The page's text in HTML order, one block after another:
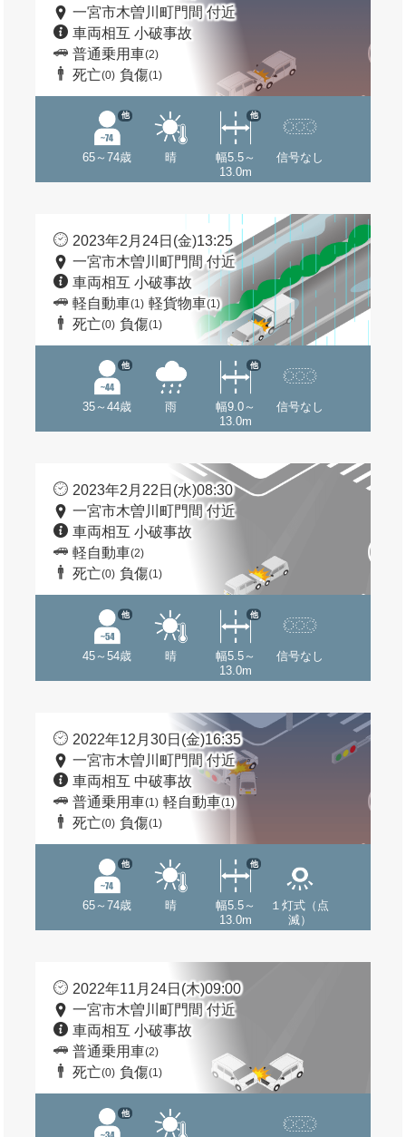
一宮市木曽川町門間 付近
車両相互 小破事故
普通乗用車(2)
死亡(0) 負傷(1)
65～74歳
他
晴
幅5.5～
13.0m
他
信号なし
2023年2月24日(金)13:25
一宮市木曽川町門間 付近
車両相互 小破事故
軽自動車(1) 軽貨物車(1)
死亡(0) 負傷(1)
35～44歳
他
雨
幅9.0～
13.0m
他
信号なし
2023年2月22日(水)08:30
一宮市木曽川町門間 付近
車両相互 小破事故
軽自動車(2)
死亡(0) 負傷(1)
45～54歳
他
晴
幅5.5～
13.0m
他
信号なし
2022年12月30日(金)16:35
一宮市木曽川町門間 付近
車両相互 中破事故
普通乗用車(1) 軽自動車(1)
死亡(0) 負傷(1)
65～74歳
他
晴
幅5.5～
13.0m
他
１灯式（点
滅）
2022年11月24日(木)09:00
一宮市木曽川町門間 付近
車両相互 小破事故
普通乗用車(2)
死亡(0) 負傷(1)
他